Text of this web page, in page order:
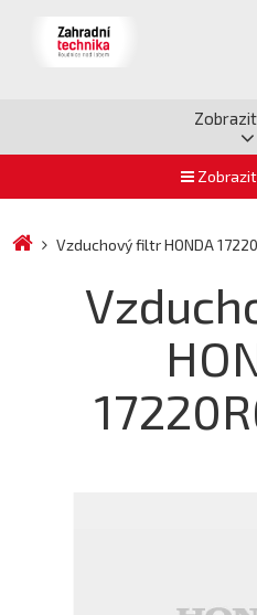
Vzduchový filtr HONDA